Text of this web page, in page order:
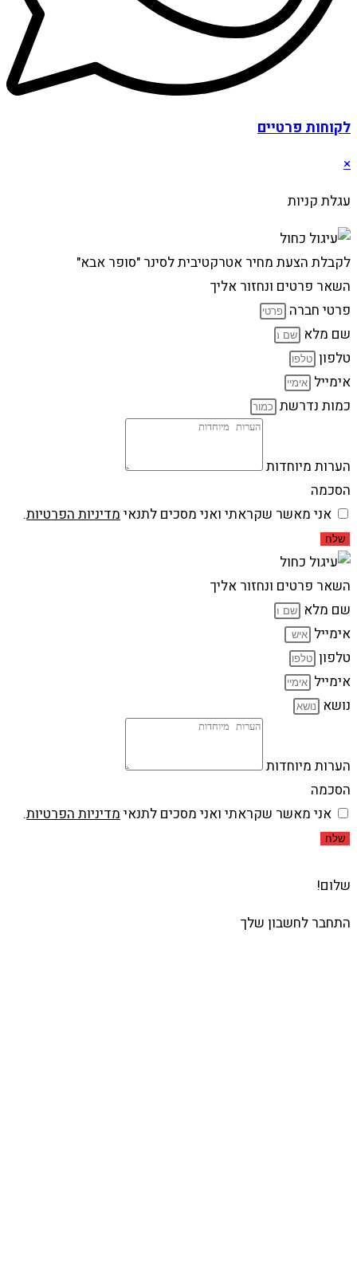
לקוחות פרטיים
×
עגלת קניות
לקבלת הצעת מחיר אטרקטיבית לסינר "סופר אבא"
השאר פרטים ונחזור אליך
פרטי חברה
שם מלא
טלפון
אימייל
כמות נדרשת
הערות מיוחדות
הסכמה
אני מאשר שקראתי ואני מסכים לתנאי מדיניות הפרטיות.
שלח
השאר פרטים ונחזור אליך
שם מלא
אימייל
טלפון
אימייל
נושא
הערות מיוחדות
הסכמה
אני מאשר שקראתי ואני מסכים לתנאי מדיניות הפרטיות.
שלח
שלום!
התחבר לחשבון שלך